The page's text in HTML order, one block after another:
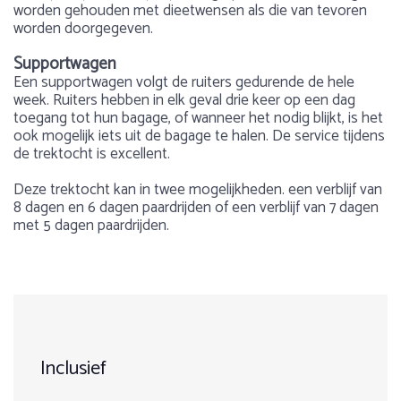
worden gehouden met dieetwensen als die van tevoren
worden doorgegeven.
Supportwagen
Een supportwagen volgt de ruiters gedurende de hele
week. Ruiters hebben in elk geval drie keer op een dag
toegang tot hun bagage, of wanneer het nodig blijkt, is het
ook mogelijk iets uit de bagage te halen. De service tijdens
de trektocht is excellent.
Deze trektocht kan in twee mogelijkheden. een verblijf van
8 dagen en 6 dagen paardrijden of een verblijf van 7 dagen
met 5 dagen paardrijden.
luchthaven van Madrid tegen 15.00 uur, verzameltransfer
van ongeveer twee uur naar Navarredonda de Gredos.
Prijsoverzicht
Minimaal 10 jaar en ervaren ruiter
Spanje te paard biedt vele mogelijkheden. Cultuur en
heerlijke wijnen proeven kan ook tot het arrangement
afgesloten met een gezellig diner in leuke en
Inclusief